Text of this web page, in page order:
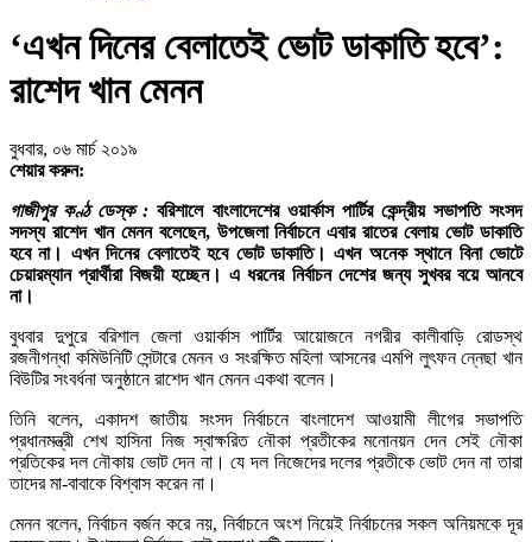
‘এখন দিনের বেলাতেই ভোট ডাকাতি হবে’:
রাশেদ খান মেনন
বুধবার, ০৬ মার্চ ২০১৯
শেয়ার করুন:
গাজীপুর কণ্ঠ ডেস্ক : বরিশালে বাংলাদেশের ওয়ার্কাস পার্টির কেন্দ্রীয় সভাপতি সংসদ
সদস্য রাশেদ খান মেনন বলেছেন, উপজেলা নির্বাচনে এবার রাতের বেলায় ভোট ডাকাতি
হবে না। এখন দিনের বেলাতেই হবে ভোট ডাকাতি। এখন অনেক স্থানে বিনা ভোটে
চেয়ারম্যান প্রার্থীরা বিজয়ী হচ্ছেন। এ ধরনের নির্বাচন দেশের জন্য সুখবর বয়ে আনবে
না।
বুধবার দুপুরে বরিশাল জেলা ওয়ার্কাস পার্টির আয়োজনে নগরীর কালীবাড়ি রোডস্থ
রজনীগন্ধা কমিউনিটি সেন্টারে মেনন ও সংরক্ষিত মহিলা আসনের এমপি লুৎফন ন্নেছা খান
বিউটির সংবর্ধনা অনুষ্ঠানে রাশেদ খান মেনন একথা বলেন।
তিনি বলেন, একাদশ জাতীয় সংসদ নির্বাচনে বাংলাদেশ আওয়ামী লীগের সভাপতি
প্রধানমন্ত্রী শেখ হাসিনা নিজ স্বাক্ষরিত নৌকা প্রতীকের মনোনয়ন দেন সেই নৌকা
প্রতিকের দল নৌকায় ভোট দেন না। যে দল নিজেদের দলের প্রতীকে ভোট দেন না তারা
তাদের মা-বাবাকে বিশ্বাস করেন না।
মেনন বলেন, নির্বাচন বর্জন করে নয়, নির্বাচনে অংশ নিয়েই নির্বাচনের সকল অনিয়মকে দূর